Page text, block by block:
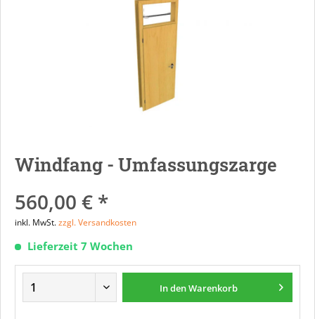
Windfang - Umfassungszarge
560,00 € *
inkl. MwSt.zzgl. Versandkosten
Lieferzeit 7 Wochen
In denWarenkorb